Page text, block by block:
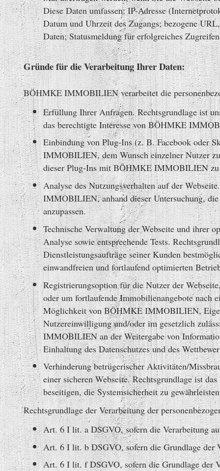
Diese Daten umfassen: IP-Adresse
Datum und Uhrzeit des Zugangs; bezogene
Daten; Statusmeldung für erfolgreiches
Gründe für die Verarbeitung Ihrer Daten:
BÖHMKE IMMOBILIEN verarbeitet die
Erfüllung Ihrer Anfragen. Rechtsgrundlage ist
das berechtigte Interesse von BÖHMKE
Einbindung von Plug-Ins (z. B. Facebook oder
IMMOBILIEN, dem Wunsch einzelner Nutzer
dieser Plug-Ins mit BÖHMKE IMMOBILIEN zu
Analyse des Nutzungsverhalten auf der
IMMOBILIEN, anhand dieser Untersuchung,
anzupassen.
Technische Verwaltung der Webseite und ihrer
Analyse sowie entsprechende Tests.
Dienstleistungsaufträge seiner Kunden be
einwandfreien und fortlaufend optimierten
Registrierungsoption für die Nutzer der
oder um fortlaufende Immobilienangebote nach
Möglichkeit von BÖHMKE IMMOBILIEN,
Nutzereinwilligung und/oder im gesetzlich
IMMOBILIEN an der Weitergabe von
Einhaltung des Datenschutzes und des
Verhinderung betrügerischer Aktivitäten/
einer sicheren Webseite. Rechtsgrundlage ist
beseitigen, die Systemsicherheit zu
Rechtsgrundlage der Verarbeitung der
Art. 6 I lit. a DSGVO, sofern die Verarbeitung
Art. 6 I lit. b DSGVO, sofern die Grundlage der
Art. 6 I lit. f DSGVO, sofern die Grundlage der